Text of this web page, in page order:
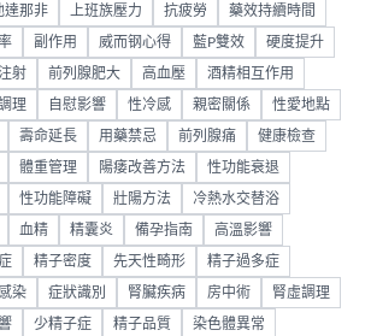
達那非 上班族壓力 抗疲勞 藥效持續時間
副作用 威而钢心得 藍P雙效 硬度提升
射 前列腺肥大 高血壓 酒精相互作用
理 自慰影響 性冷感 親密關係 性愛地點
壽命延長 用藥禁忌 前列腺痛 健康檢查
體重管理 陽痿改善方法 性功能衰退
性功能障礙 壯陽方法 冷熱水交替浴
血精 精囊炎 備孕指南 高溫影響
精子密度 先天性畸形 精子過多症
染 症狀識別 腎臟疾病 房中術 腎虛調理
少精子症 精子品質 染色體異常